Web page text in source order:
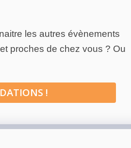
les autres évènements
proches de chez vous ? Ou
!